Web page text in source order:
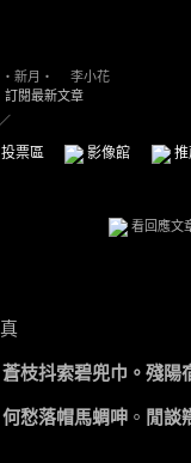
‧新月‧
李小花
訂閱最新文章
票區 影像館
看回應文
枝抖索碧兜巾。殘陽
愁落帽馬蜩呻 。 閒談